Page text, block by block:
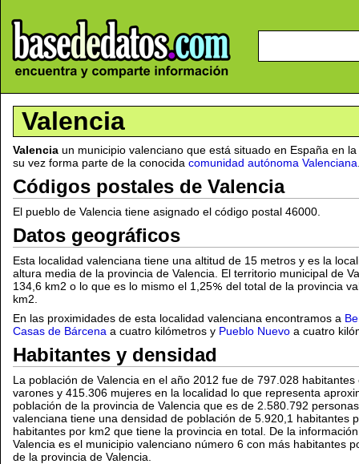
Valencia
Valencia un municipio valenciano que está situado en España en la
su vez forma parte de la conocida comunidad autónoma Valenciana
Códigos postales de Valencia
El pueblo de Valencia tiene asignado el código postal 46000.
Datos geográficos
Esta localidad valenciana tiene una altitud de 15 metros y es la
altura media de la provincia de Valencia. El territorio municipal de
134,6 km2 o lo que es lo mismo el 1,25
del total de la provincia
km2.
En las proximidades de esta localidad valenciana encontramos a
Casas de Bárcena a cuatro kilómetros y Pueblo Nuevo a cuatro
Habitantes y densidad
La población de Valencia en el año 2012 fue de 797.028
varones y 415.306 mujeres en la localidad lo que representa
población de la provincia de Valencia que es de 2.580.792
valenciana tiene una densidad de población de 5.920,1 habitantes
habitantes por km2 que tiene la provincia en total. De la
Valencia es el municipio valenciano número 6 con más habitantes
de la provincia de Valencia.